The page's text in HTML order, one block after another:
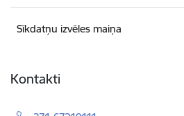
Sīkdatņu izvēles maiņa
Kontakti